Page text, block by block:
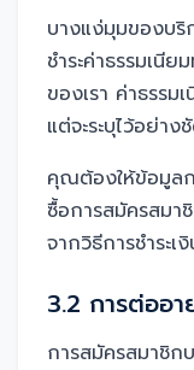
บางแง่มุมของบริ
ชำระค่าธรรมเนี
ของเรา ค่าธรรม
แต่จะระบุไว้อย่าง
คุณต้องให้ข้อมูลก
ซื้อการสมัครสมา
จากวิธีการชำระเ
3.2 การต่ออ
การสมัครสมาชิก